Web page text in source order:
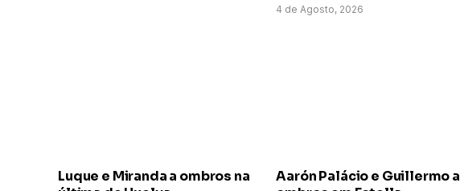
4 de Agosto, 2026
Luque e Miranda a ombros na
Aarón Palácio e Guillermo a